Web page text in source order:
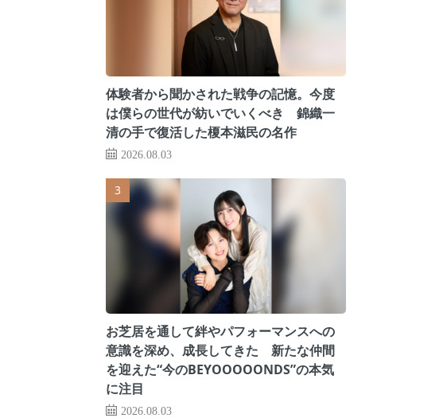
体験者から聞かされた戦争の記憶。今度
は僕らの世代が紡いでいくべき 錦織一
清の手で復活した榎本滋民の名作
2026.08.03
お芝居を通して絆やパフォーマンスへの
意識を深め、成長してきた 新たな仲間
を迎えた“今のBEYOOOOONDS”の本気
に注目
2026.08.03